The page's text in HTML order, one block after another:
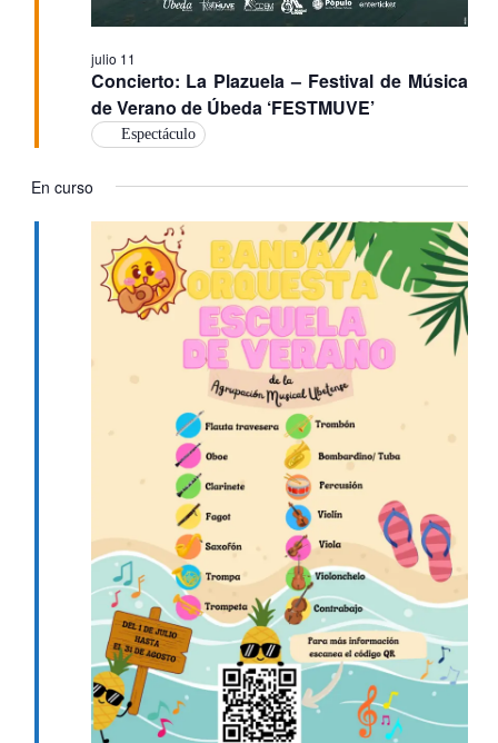
Concierto: La Plazuela – Festival de Música
de Verano de Úbeda ‘FESTMUVE’
julio 11
Espectáculo
En curso